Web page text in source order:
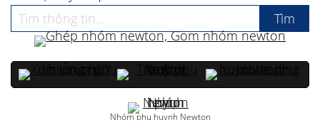
Nhóm phụ huynh Newton